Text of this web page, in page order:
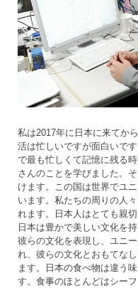
私は2017年に日本に来てか
活は忙しいですが面白いで
で最も忙しくて記憶に残る
さんのことを学びました。
けます。この国は世界でユ
います。私たちの周りの人
れます。日本人はとても親
日本は豊かで美しい文化を
彼らの文化を表現し、ユニ
れ、彼らの文化とおもてな
ます。日本の食べ物は違う
す。食事のほとんどはシー